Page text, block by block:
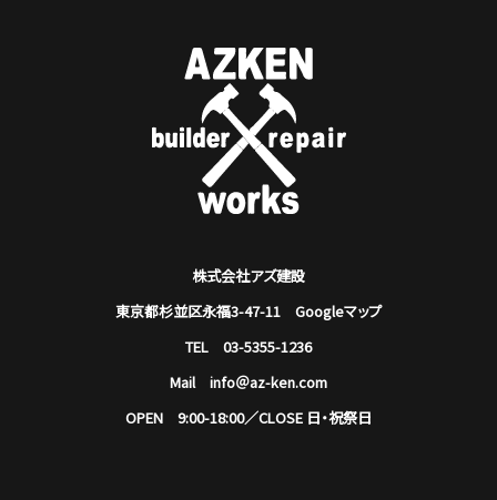
株式会社アズ建設
東京都杉並区永福3-47-11 Googleマップ
TEL 03-5355-1236
Mail info＠az-ken.com
OPEN 9:00-18:00／CLOSE 日・祝祭日